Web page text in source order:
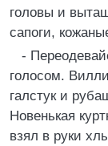
головы и
сапоги,
-
голосом.
галстук и
Новенькая
взял в руки